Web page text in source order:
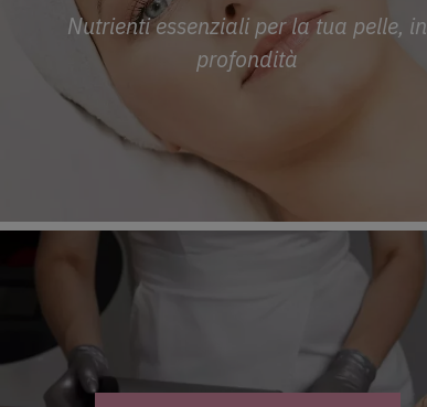
Nutrienti essenziali per la tua pelle, in
profondità